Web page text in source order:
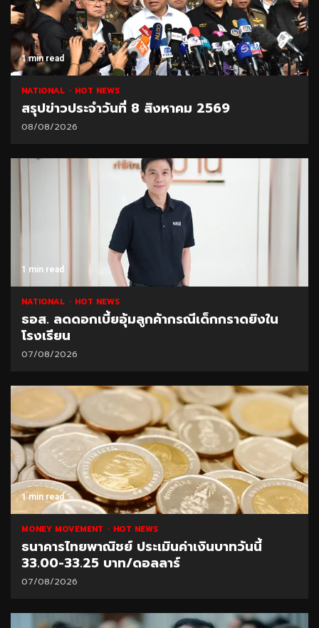
1 min read
NATIONAL HOT NEWS
สรุปข่าวประจำวันที่ 8 สิงหาคม 2569
08/08/2026
1 min read
NATIONAL HOT NEWS
ธอส. ลดดอกเบี้ยอุ้มลูกค้ากรณีเด็กกราดยิงใน
โรงเรียน
07/08/2026
1 min read
MONEY MOVEMENT HOT NEWS
ธนาคารไทยพาณิชย์ ประเมินค่าเงินบาทวันนี้
33.00-33.25 บาท/ดอลลาร์
07/08/2026